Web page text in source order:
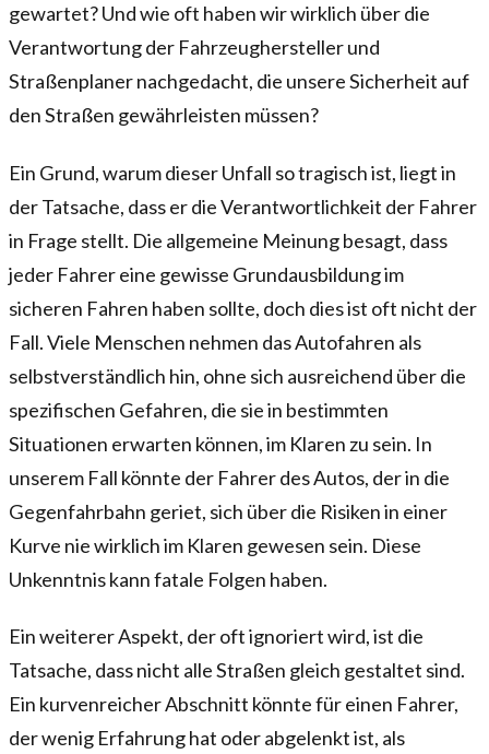
gewartet? Und wie oft haben wir wirklich über die
Verantwortung der Fahrzeughersteller und
Straßenplaner nachgedacht, die unsere Sicherheit auf
den Straßen gewährleisten müssen?
Ein Grund, warum dieser Unfall so tragisch ist, liegt in
der Tatsache, dass er die Verantwortlichkeit der Fahrer
in Frage stellt. Die allgemeine Meinung besagt, dass
jeder Fahrer eine gewisse Grundausbildung im
sicheren Fahren haben sollte, doch dies ist oft nicht der
Fall. Viele Menschen nehmen das Autofahren als
selbstverständlich hin, ohne sich ausreichend über die
spezifischen Gefahren, die sie in bestimmten
Situationen erwarten können, im Klaren zu sein. In
unserem Fall könnte der Fahrer des Autos, der in die
Gegenfahrbahn geriet, sich über die Risiken in einer
Kurve nie wirklich im Klaren gewesen sein. Diese
Unkenntnis kann fatale Folgen haben.
Ein weiterer Aspekt, der oft ignoriert wird, ist die
Tatsache, dass nicht alle Straßen gleich gestaltet sind.
Ein kurvenreicher Abschnitt könnte für einen Fahrer,
der wenig Erfahrung hat oder abgelenkt ist, als